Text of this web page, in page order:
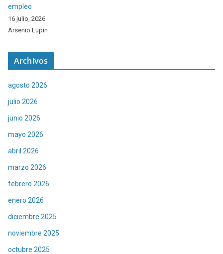
empleo
16 julio, 2026
Arsenio Lupin
Archivos
agosto 2026
julio 2026
junio 2026
mayo 2026
abril 2026
marzo 2026
febrero 2026
enero 2026
diciembre 2025
noviembre 2025
octubre 2025